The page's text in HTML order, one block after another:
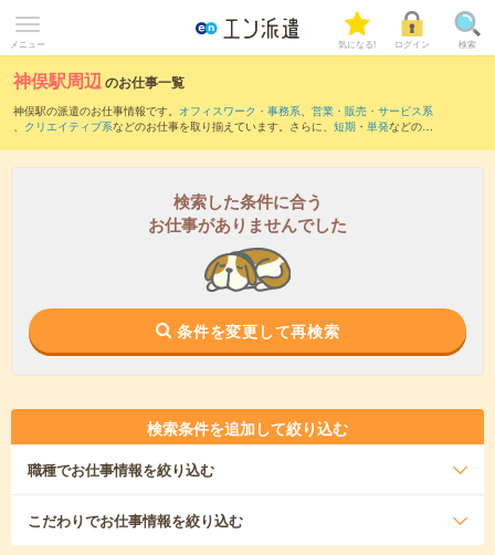
メニュー 気になる! ログイン 検索
神俣駅周辺のお仕事一覧
神俣駅の派遣のお仕事情報です。 オフィスワーク・事務系、 営業・販売・サービス系
、 クリエイティブ系などのお仕事を取り揃えています。さらに、 短期 ・ 単発などの期
また、小野新町駅・夏井駅・磐城常葉駅・大越駅・菅谷駅など近隣駅のお仕事もご確
検索した条件に合う
お仕事がありませんでした
条件を変更して再検索
検索条件を追加して絞り込む
職種でお仕事情報を絞り込む
こだわりでお仕事情報を絞り込む